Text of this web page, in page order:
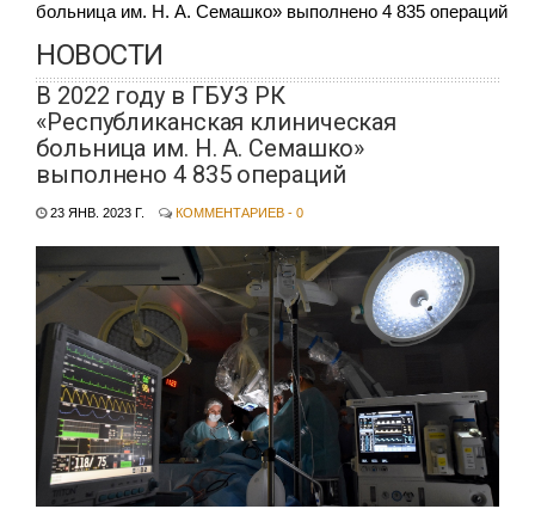
больница им. Н. А. Семашко» выполнено 4 835 операций
НОВОСТИ
В 2022 году в ГБУЗ РК
«Республиканская клиническая
больница им. Н. А. Семашко»
выполнено 4 835 операций
23 ЯНВ. 2023 Г. КОММЕНТАРИЕВ - 0